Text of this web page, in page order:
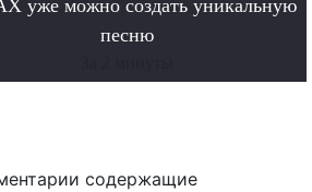
уже можно создать уникальную
песню
содержащие